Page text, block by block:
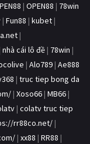
| OPEN88 | 78win
| Fun88 | kubet |
|
nhà cái lô đề | 78win |
| Alo789 | Ae888
| truc tiep bong da
| Xoso66 | MB66 |
| colatv truc tiep
rr88co.net/ |
| xx88 | RR88 |